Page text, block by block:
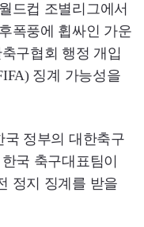
드컵 조별리그에서
폭풍에 휩싸인 가운
구협회 행정 개입
징계 가능성을
국 정부의 대한축구
국 축구대표팀이
정지 징계를 받을